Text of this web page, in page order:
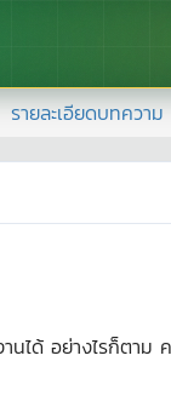
รายละเอียดบทความ
ได้ อย่างไรก็ตาม